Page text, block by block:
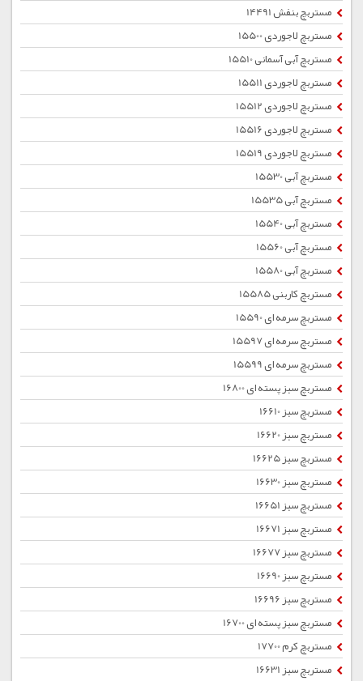
مستربچ بنفش 14491
مستربچ لاجوردی 15500
مستربچ آبی آسمانی 15510
مستربچ لاجوردی 15511
مستربچ لاجوردی 15512
مستربچ لاجوردی 15516
مستربچ لاجوردی 15519
مستربچ آبی 15530
مستربچ آبی 15535
مستربچ آبی 15540
مستربچ آبی 15560
مستربچ آبی 15580
مستربچ کاربنی 15585
مستربچ سرمه ای 15590
مستربچ سرمه ای 15597
مستربچ سرمه ای 15599
مستربچ سبز پسته ای 16800
مستربچ سبز 16610
مستربچ سبز 16620
مستربچ سبز 16625
مستربچ سبز 16630
مستربچ سبز 16651
مستربچ سبز 16671
مستربچ سبز 16677
مستربچ سبز 16690
مستربچ سبز 16696
مستربچ سبز پسته ای 16700
مستربچ کرم 17700
مستربچ سبز 16631